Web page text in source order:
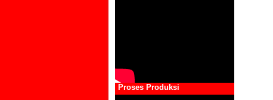
Proses Produksi